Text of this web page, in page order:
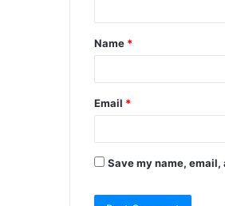
Name *
Email *
Save my name,